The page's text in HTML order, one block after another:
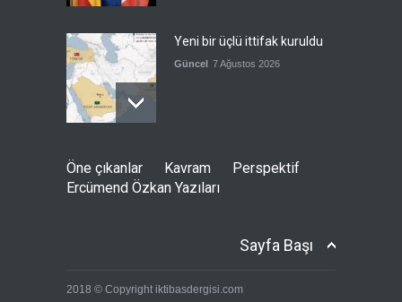
Yeni bir üçlü ittifak kuruldu
Güncel 7 Ağustos 2026
Fransa'nın sosyal medyaya
yasak talebine ABD'den sert
cevap
devrede
Öne çıkanlar Kavram
Perspektif
Ercümend Özkan Yazıları
Sayfa Başı
2018 © Copyright iktibasdergisi.com